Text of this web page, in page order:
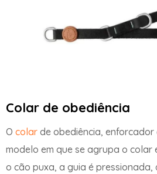
Colar de obediência
O colar de obediência, enforcador
modelo em que se agrupa o colar
o cão puxa, a guia é pressionada,